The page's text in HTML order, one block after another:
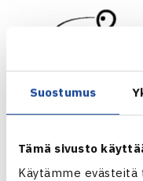
Suostumus
Tämä sivusto
Käytämme